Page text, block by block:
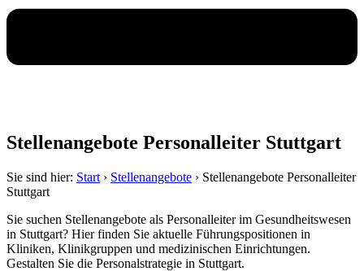
Stellenangebote Personalleiter Stuttgart
Sie sind hier: Start › Stellenangebote › Stellenangebote Personalleiter
Stuttgart
Sie suchen Stellenangebote als Personalleiter im Gesundheitswesen
in Stuttgart? Hier finden Sie aktuelle Führungspositionen in
Kliniken, Klinikgruppen und medizinischen Einrichtungen.
Gestalten Sie die Personalstrategie in Stuttgart.